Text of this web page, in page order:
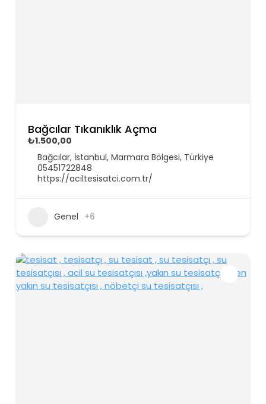
Bağcılar Tıkanıklık Açma
₺1.500,00
Bağcılar, İstanbul, Marmara Bölgesi, Türkiye
05451722848
https://aciltesisatci.com.tr/
Genel +6